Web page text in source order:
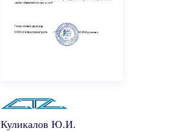
Куликалов Ю.И.